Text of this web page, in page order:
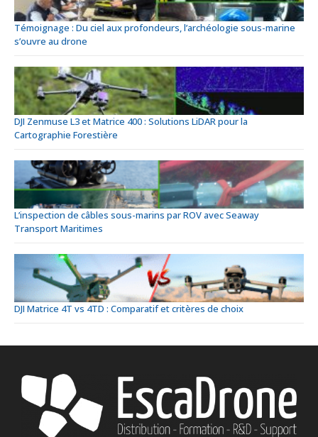
Témoignage : Du ciel aux profondeurs, l’archéologie sous-marine
s’ouvre au drone
DJI Zenmuse L3 et Matrice 400 : Solutions LiDAR pour la
Cartographie Forestière
L’inspection de câbles sous-marins par ROV avec Seaway
Transport Maritimes
DJI Matrice 4T vs 4TD : Comparatif et critères de choix